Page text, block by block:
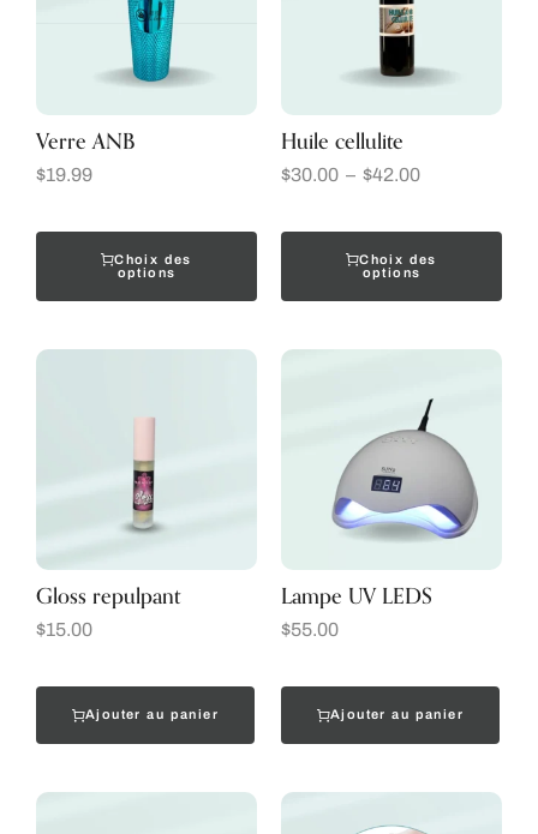
Verre ANB
$19.99
Choix des
options
Huile cellulite
$30.00 – $42.00
Choix des
options
Gloss repulpant
$15.00
Ajouter au panier
Lampe UV LEDS
$55.00
Ajouter au panier